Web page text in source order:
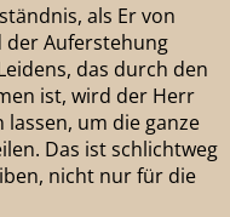
als Er von
der Auferstehung
das durch den
ist, wird der Herr
lassen, um die ganze
Das ist schlichtweg
nicht nur für die